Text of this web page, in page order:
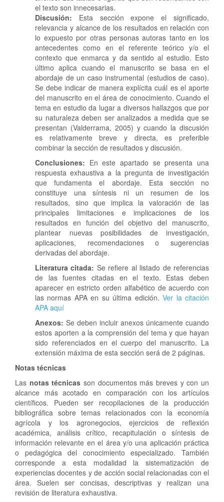
el texto son innecesarias.
Discusión: Esta sección expone el significado,
relevancia y alcance de los resultados en relación con
lo expuesto por otras personas autoras tanto en los
antecedentes como en el referente teórico y/o el
contexto que enmarca y da sentido al estudio. Esto
último aplica cuando el manuscrito se basa en el
abordaje de un caso instrumental (estudios de caso).
Se debe indicar de manera explícita cuál es el aporte
del manuscrito en el área de conocimiento. Cuando el
tema en estudio da lugar a diversos hallazgos que por
su naturaleza deben ser analizados a medida que se
presentan (Valderrama, 2005) y cuando la discusión
es relativamente breve y directa, es preferible
combinar la sección de resultados y discusión.
Conclusiones: En este apartado se presenta una
respuesta exhaustiva a la pregunta de investigación
que fundamenta el abordaje. Esta sección no
constituye una síntesis ni un resumen de los
resultados, sino que implica la valoración de las
principales limitaciones e implicaciones de los
resultados en función del objetivo del manuscrito,
plantear nuevas posibilidades de investigación,
aplicaciones, recomendaciones o sugerencias
derivadas del abordaje.
Literatura citada: Se refiere al listado de referencias
de las fuentes citadas en el texto. Estas deben
aparecer en estricto orden alfabético de acuerdo con
las normas APA en su última edición.Ver la citación
APA aquí
Anexos: Se deben incluir anexos únicamente cuando
estos aporten a la comprensión del tema y que hayan
sido referenciados en el cuerpo del manuscrito. La
extensión máxima de esta sección será de 2 páginas.
Notas técnicas
Las notas técnicasson documentos más breves y con un
alcance más acotado en comparación con los artículos
científicos. Pueden ser recopilaciones de la producción
bibliográfica sobre temas relacionados con la economía
agrícola y los agronegocios, ejercicios de reflexión
académica, análisis crítico, recapitulación o síntesis de
información relevante en el área y/o una aplicación práctica
o pedagógica del conocimiento especializado. También
corresponde a esta modalidad la sistematización de
experiencias docentes y de acción social relacionadas con el
área. Suelen ser concisas, descriptivas y realizan una
revisión de literatura exhaustiva.